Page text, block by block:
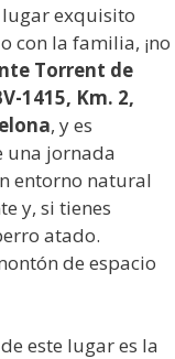
lugar exquisito
con la familia, ¡no
Torrent de
1415, Km. 2,
, y es
jornada
entorno natural
y, si tienes
atado.
de espacio
este lugar es la